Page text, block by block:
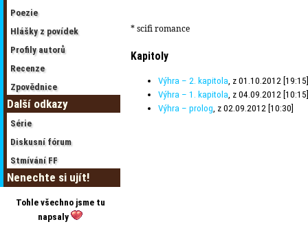
Poezie
Hlášky z povídek
Profily autorů
Recenze
Zpovědnice
Další odkazy
Série
Diskusní fórum
Stmívání FF
Nenechte si ujít!
Tohle všechno jsme tu
napsaly
* scifi romance
Kapitoly
Výhra – 2. kapitola , z 01.10.2012 [19:15]
Výhra – 1. kapitola , z 04.09.2012 [10:15]
Výhra – prolog , z 02.09.2012 [10:30]